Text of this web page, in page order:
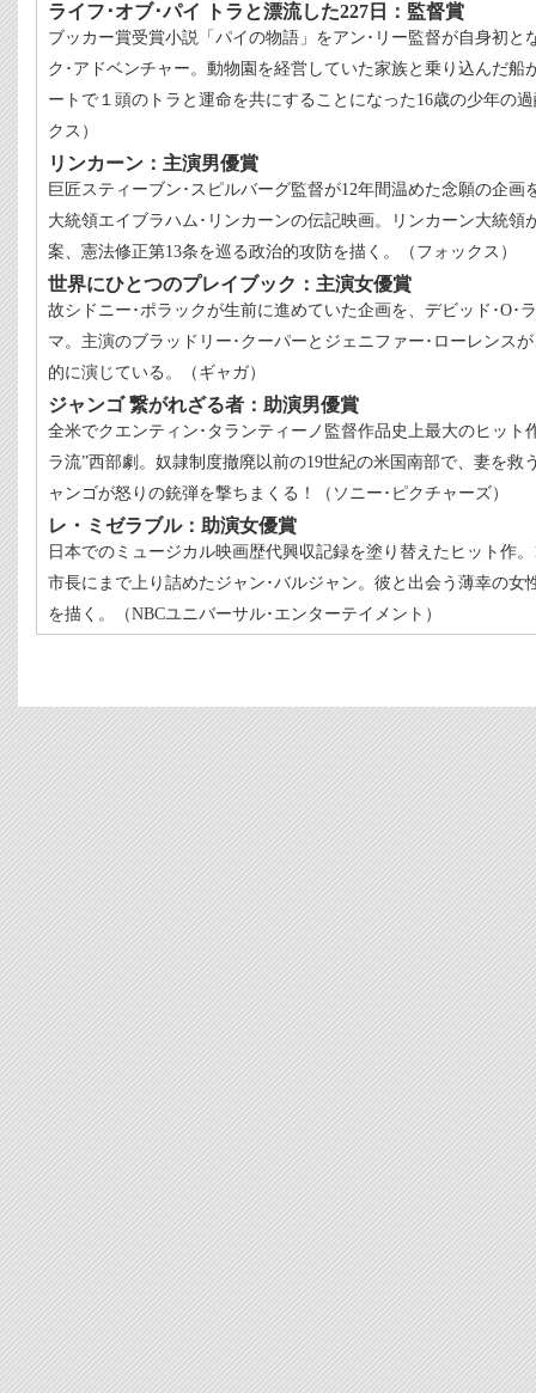
ライフ･オブ･パイ トラと漂流した227日：監督賞
ブッカー賞受賞小説「パイの物語」をアン･リー監督が自身初と
ク･アドベンチャー。動物園を経営していた家族と乗り込んだ船
ートで１頭のトラと運命を共にすることになった16歳の少年の
クス）
リンカーン：主演男優賞
巨匠スティーブン･スピルバーグ監督が12年間温めた念願の企
大統領エイブラハム･リンカーンの伝記映画。リンカーン大統領
案、憲法修正第13条を巡る政治的攻防を描く。（フォックス）
世界にひとつのプレイブック：主演女優賞
故シドニー･ポラックが生前に進めていた企画を、デビッド･O･
マ。主演のブラッドリー･クーパーとジェニファー･ローレンス
的に演じている。（ギャガ）
ジャンゴ 繋がれざる者：助演男優賞
全米でクエンティン･タランティーノ監督作品史上最大のヒット
ラ流”西部劇。奴隷制度撤廃以前の19世紀の米国南部で、妻を救
ャンゴが怒りの銃弾を撃ちまくる！（ソニー･ピクチャーズ）
レ・ミゼラブル：助演女優賞
日本でのミュージカル映画歴代興収記録を塗り替えたヒット作
市長にまで上り詰めたジャン･バルジャン。彼と出会う薄幸の女
を描く。（NBCユニバーサル･エンターテイメント）